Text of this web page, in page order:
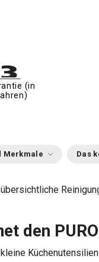
(in
Merkmale Das
den